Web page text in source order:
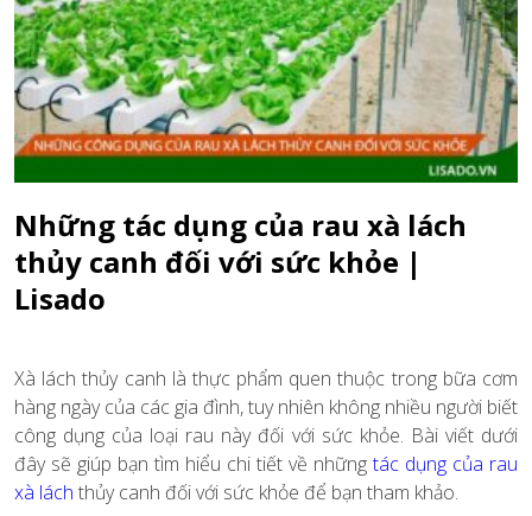
Những tác dụng của rau xà lách
thủy canh đối với sức khỏe |
Lisado
Xà lách thủy canh là thực phẩm quen thuộc trong bữa cơm
hàng ngày của các gia đình, tuy nhiên không nhiều người biết
công dụng của loại rau này đối với sức khỏe. Bài viết dưới
đây sẽ giúp bạn tìm hiểu chi tiết về nhữngtác dụng của rau
xà lách thủy canh đối với sức khỏe để bạn tham khảo.